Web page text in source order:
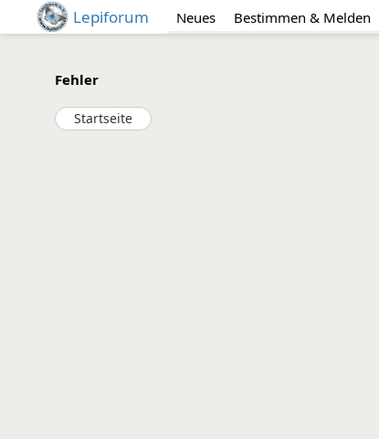
Lepiforum Neues Bestimmen & Melden
Fehler
Startseite